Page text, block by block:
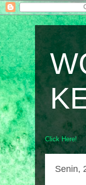
Click Here!
Senin,